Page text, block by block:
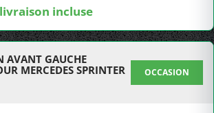
livraison incluse
AVANT GAUCHE
MERCEDES SPRINTER
OCCASION